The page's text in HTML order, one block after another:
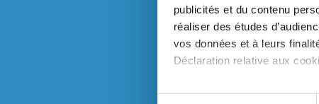
publicités et du contenu
réaliser des études
vos données et à leurs
Déclaration relative aux
Si vous le permettez, nous